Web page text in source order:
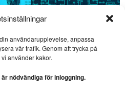
användarupplevelse, anpassa
vår trafik. Genom att trycka på
använder kakor.
nödvändiga för inloggning.